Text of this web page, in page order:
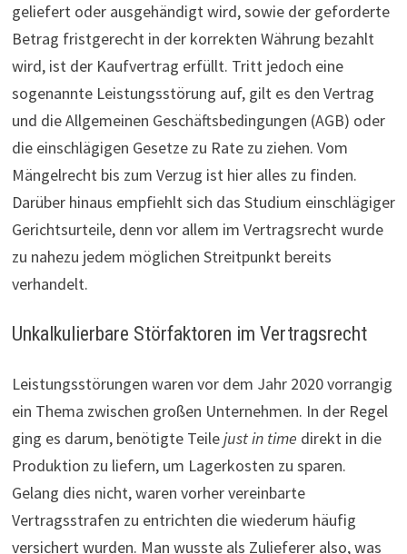
geliefert oder ausgehändigt wird, sowie der geforderte
Betrag fristgerecht in der korrekten Währung bezahlt
wird, ist der Kaufvertrag erfüllt. Tritt jedoch eine
sogenannte Leistungsstörung auf, gilt es den Vertrag
und die Allgemeinen Geschäftsbedingungen (AGB) oder
die einschlägigen Gesetze zu Rate zu ziehen. Vom
Mängelrecht bis zum Verzug ist hier alles zu finden.
Darüber hinaus empfiehlt sich das Studium einschlägiger
Gerichtsurteile, denn vor allem im Vertragsrecht wurde
zu nahezu jedem möglichen Streitpunkt bereits
verhandelt.
Unkalkulierbare Störfaktoren im Vertragsrecht
Leis­tungs­stö­rungen waren vor dem Jahr 2020 vorrangig
ein Thema zwischen großen Unternehmen. In der Regel
ging es darum, benötigte Teilejust in time direkt in die
Produktion zu liefern, um Lagerkosten zu sparen.
Gelang dies nicht, waren vorher vereinbarte
Vertragsstrafen zu entrichten die wiederum häufig
versichert wurden. Man wusste als Zulieferer also, was